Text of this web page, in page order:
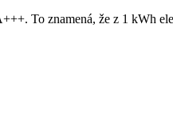
To znamená, že z 1 kWh